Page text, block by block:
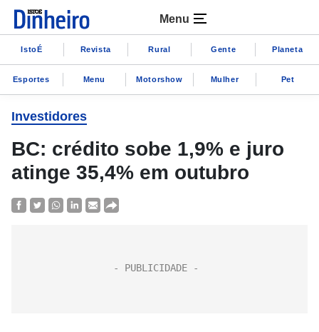
Menu
IstoÉ Revista Rural Gente Planeta
Esportes Menu Motorshow Mulher Pet
Investidores
BC: crédito sobe 1,9% e juro
atinge 35,4% em outubro